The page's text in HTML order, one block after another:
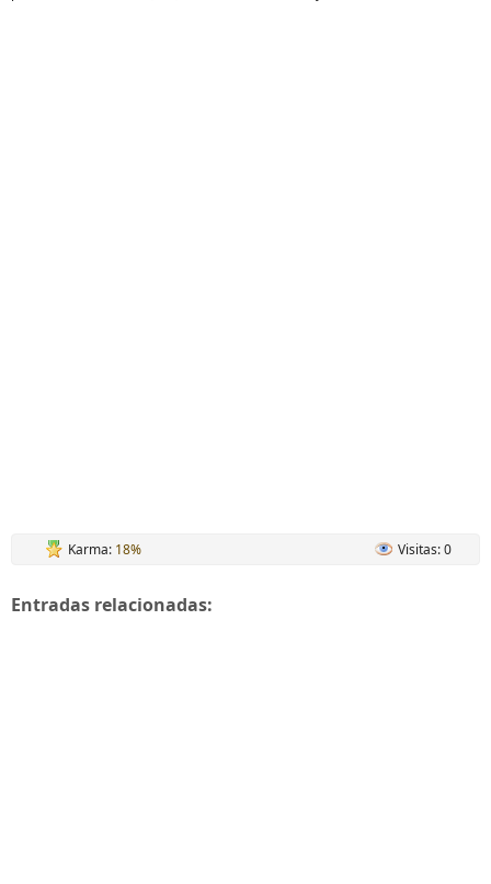
Karma: 18% Visitas: 0
Entradas relacionadas: